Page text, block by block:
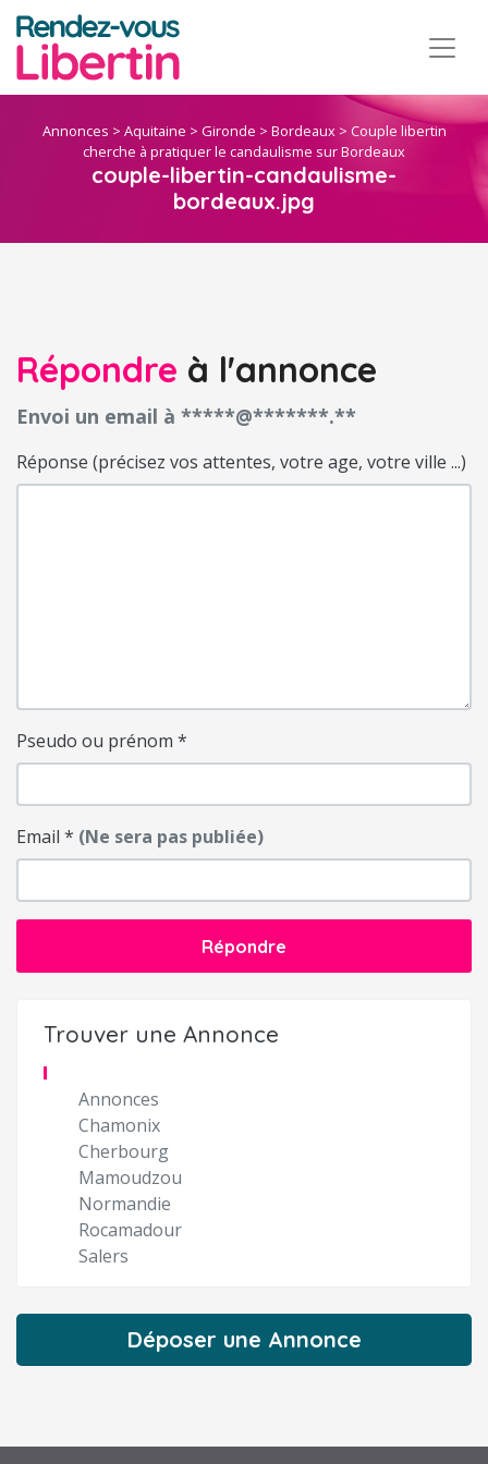
Annonces > Aquitaine > Gironde > Bordeaux> Couple libertin
cherche à pratiquer le candaulisme sur Bordeaux
couple-libertin-candaulisme-
bordeaux.jpg
Répondre à l'annonce
Envoi un email à *****@*******.**
Réponse (précisez vos attentes, votre age, votre ville ...)
Pseudo ou prénom *
Email * (Ne sera pas publiée)
Répondre
Trouver une Annonce
Annonces
Chamonix
Cherbourg
Mamoudzou
Normandie
Rocamadour
Salers
Déposer une Annonce